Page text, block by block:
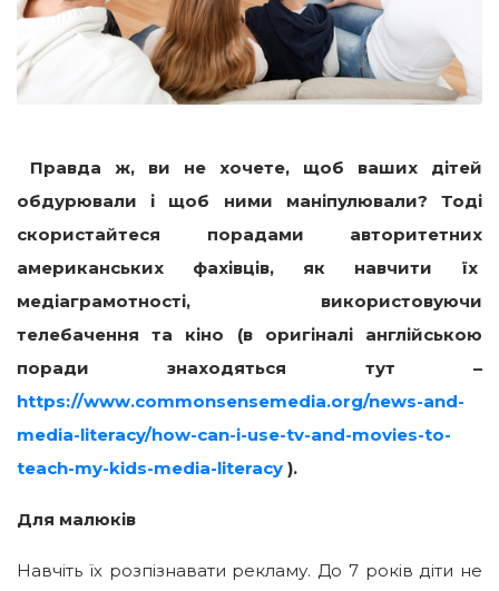
Правда ж, ви не хочете, щоб ваших дітей
обдурювали і щоб ними маніпулювали? Тоді
скористайтеся порадами авторитетних
американських фахівців, як навчити їх
медіаграмотності, використовуючи
телебачення та кіно (в оригіналі англійською
поради знаходяться тут –
https://www.commonsensemedia.org/news-and-
media-literacy/how-can-i-use-tv-and-movies-to-
teach-my-kids-media-literacy ).
Для малюків
Навчіть їх розпізнавати рекламу. До 7 років діти не